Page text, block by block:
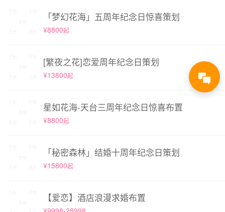
「梦幻花海」五周年纪念日惊喜策划
¥8800起
[繁夜之花]恋爱周年纪念日策划
¥13800起
星如花海-天台三周年纪念日惊喜布置
¥8800起
「秘密森林」结婚十周年纪念日策划
¥15800起
【爱恋】酒店浪漫求婚布置